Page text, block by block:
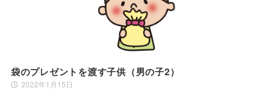
袋のプレゼントを渡す子供（男の子2）
2022年1月15日